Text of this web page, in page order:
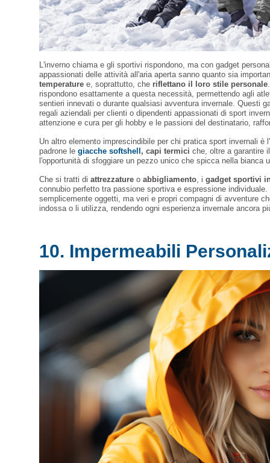
L'inverno chiama e gli sportivi rispondono, ma con gadget
appassionati delle attività all'aria aperta sanno quanto sia
temperature e, soprattutto, che riflettano il loro stile personale
rispondono esattamente a questa necessità, permettendo agli
sentieri innevati o durante qualsiasi avventura invernale. Questi
regali aziendali per clienti o dipendenti appassionati di sport
attenzione e cura per gli hobby e le passioni del destinatario,
Un altro elemento imprescindibile per chi pratica sport invernali è l'
padrone le giacche softshell , capi termici che, oltre a garantire
l'opportunità di sfoggiare un pezzo unico che spicca nella bianca
Che si tratti di attrezzature o abbigliamento , i gadget sportivi
connubio perfetto tra passione sportiva e espressione
semplicemente oggetti, ma veri e propri compagni di avventure
indossa o li utilizza, rendendo ogni esperienza invernale ancora
10. Impermeabili